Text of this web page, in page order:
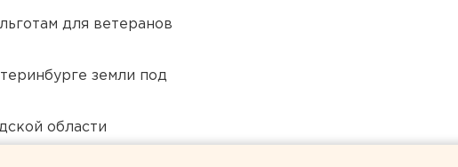
для ветеранов
земли под
области